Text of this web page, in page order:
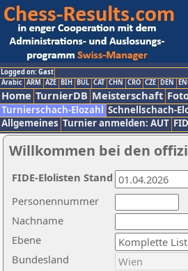
Logged on: Gast
Arabic ARM AZE BIH BUL CAT CHN CRO CZE DEN
Home TurnierDB Meisterschaft
Turnierschach-Elozahl Schnellschach-
Allgemeines Turnier anmelden: AUT
Willkommen bei den
Nachname
Ebene
Personennummer
Bundesland
FIDE-Elolisten Stand